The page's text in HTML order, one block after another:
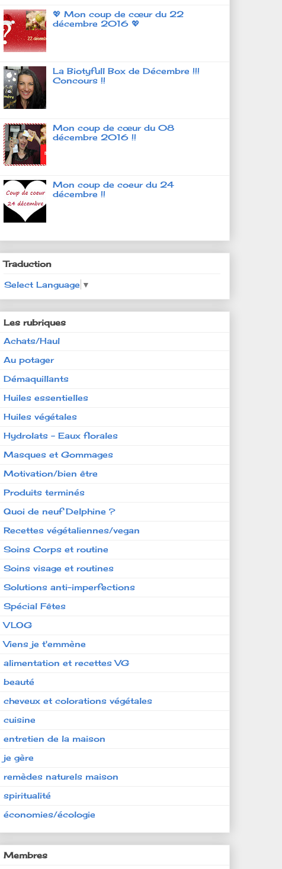
💖 Mon coup de cœur du 22
décembre 2016 💖
La Biotyfull Box de Décembre !!!
Concours !!
Mon coup de cœur du 08
décembre 2016 !!
Mon coup de coeur du 24
décembre !!
Traduction
Select Language ▼
Les rubriques
Achats/Haul
Au potager
Démaquillants
Huiles essentielles
Huiles végétales
Hydrolats - Eaux florales
Masques et Gommages
Motivation/bien être
Produits terminés
Quoi de neuf Delphine ?
Recettes végétaliennes/vegan
Soins Corps et routine
Soins visage et routines
Solutions anti-imperfections
Spécial Fêtes
VLOG
Viens je t'emmène
alimentation et recettes VG
beauté
cheveux et colorations végétales
cuisine
entretien de la maison
je gère
remèdes naturels maison
spiritualité
économies/écologie
Membres